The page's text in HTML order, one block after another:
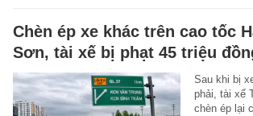
Chèn ép xe khác trên cao tốc
Sơn, tài xế bị phạt 45 triệu
Sau khi bị
phải, tài xế
chèn ép lại